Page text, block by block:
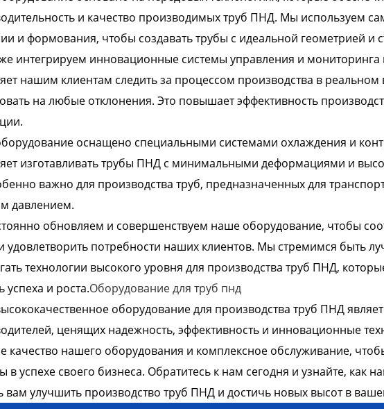
и качество производимых труб ПНД. Мы используем
и формования, чтобы создавать трубы с идеальной геометрией и
интегрируем инновационные системы управления и
нашим клиентам следить за процессом производства в
на любые отклонения. Это повышает эффективность
оснащено специальными системами охлаждения и
изготавливать трубы ПНД с минимальными деформациями и
важно для производства труб, предназначенных для
давлением.
обновляем и совершенствуем наше оборудование, чтобы
удовлетворить потребности наших клиентов. Мы стремимся быть
технологии высокого уровня для производства труб ПНД,
успеха и роста.Оборудование для труб пнд
оборудование для производства труб ПНД
ценящих надежность, эффективность и инновационные
качество нашего оборудования и комплексное обслуживание,
в успехе своего бизнеса. Обратитесь к нам сегодня и узнайте, как
вам улучшить производство труб ПНД и достичь новых высот в